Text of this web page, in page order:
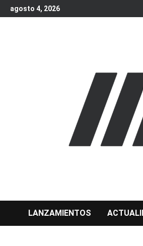
Skip
to
agosto 4, 2026
LANZAMIENTOS